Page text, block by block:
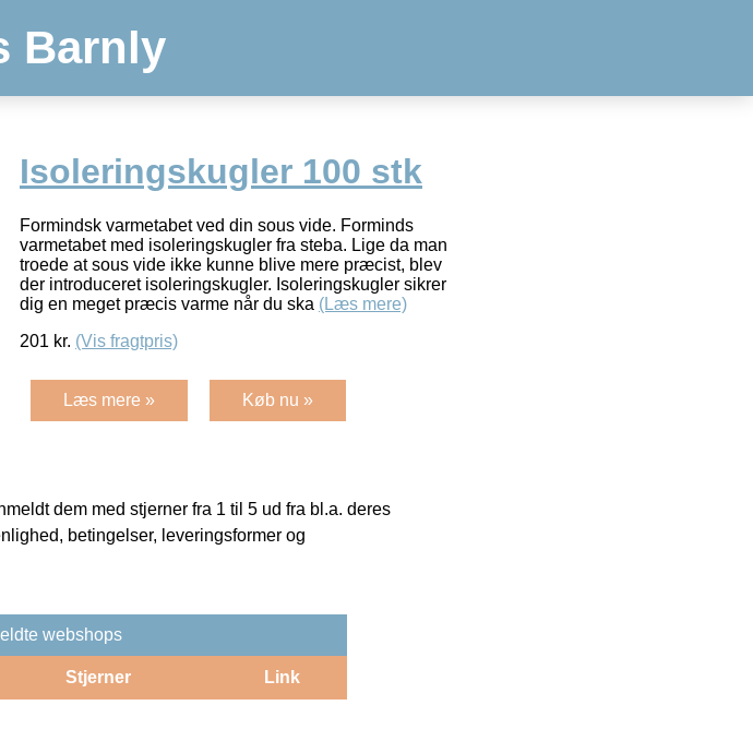
Barnly
Isoleringskugler 100 stk
Formindsk varmetabet ved din sous vide. Forminds
varmetabet med isoleringskugler fra steba. Lige da man
troede at sous vide ikke kunne blive mere præcist, blev
der introduceret isoleringskugler. Isoleringskugler sikrer
dig en meget præcis varme når du ska (Læs mere)
201 kr. (Vis fragtpris)
Læs mere » Køb nu »
dem med stjerner fra 1 til 5 ud fra bl.a. deres
betingelser, leveringsformer og
webshops
Stjerner Link